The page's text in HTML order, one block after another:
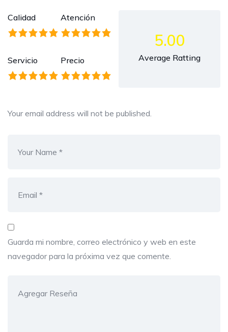
Calidad Atención
Servicio Precio
5.00
Average Ratting
Your email address will not be published.
Guarda mi nombre, correo electrónico y web en este
navegador para la próxima vez que comente.